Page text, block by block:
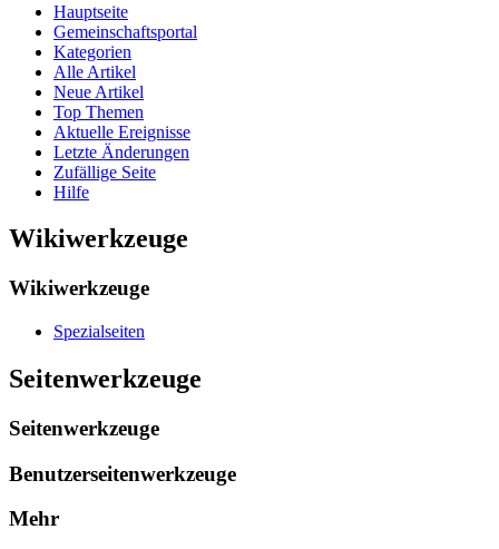
Hauptseite
Gemeinschaftsportal
Kategorien
Alle Artikel
Neue Artikel
Top Themen
Aktuelle Ereignisse
Letzte Änderungen
Zufällige Seite
Hilfe
Wikiwerkzeuge
Wikiwerkzeuge
Spezialseiten
Seitenwerkzeuge
Seitenwerkzeuge
Benutzerseitenwerkzeuge
Mehr